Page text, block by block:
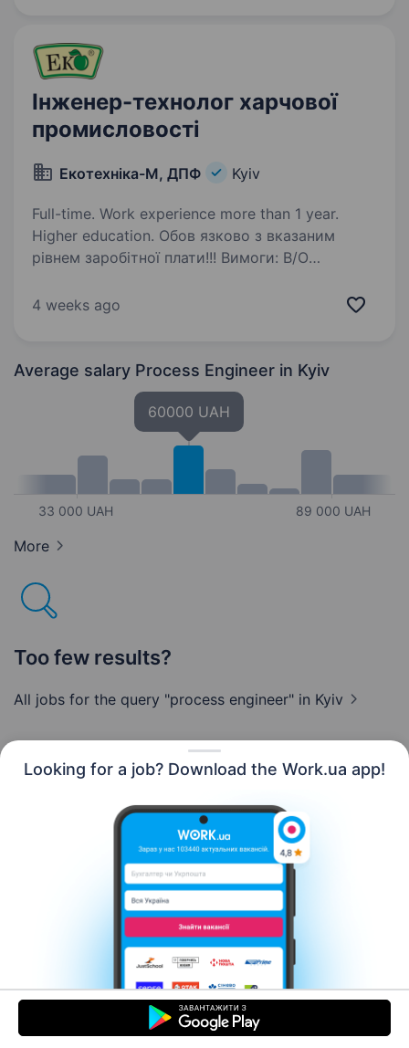
Looking for a job? Download the Work.ua app!
Інженер-технолог харчової
промисловості
Екотехніка-М, ДПФ Kyiv
Full-time. Work experience more than 1 year.
Higher education. Обов язково з вказаним
рівнем заробітної плати!!! Вимоги: В/О
стандартів виробництва. вміння складати
4 weeks ago
Average salary Process Engineer in Kyiv
33 000 UAH
60000 UAH
89 000 UAH
More
Too few results?
All jobs for the query "process engineer" in Kyiv
Contact us About us
Сareer
Help Terms of use